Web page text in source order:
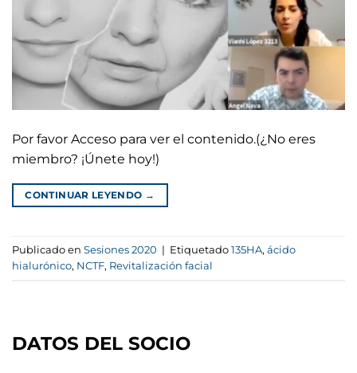
Por favor Acceso para ver el contenido.(¿No eres
miembro? ¡Únete hoy!)
CONTINUAR LEYENDO →
Publicado en Sesiones 2020 | Etiquetado 135HA, ácido
hialurónico, NCTF, Revitalización facial
DATOS DEL SOCIO